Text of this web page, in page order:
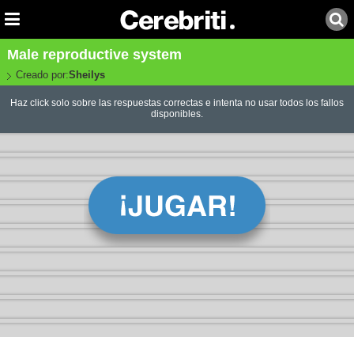
Male reproductive system
Creado por:Sheilys
Haz click solo sobre las respuestas correctas e intenta no usar todos los fallos
disponibles.